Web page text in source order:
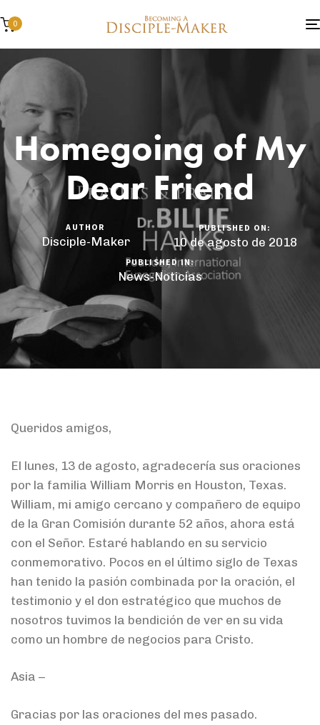
0
Homegoing of My
Dear Friend
AUTHOR
Disciple-Maker
PUBLISHED ON:
10 de agosto de 2018
PUBLISHED IN:
News-Noticias
Queridos amigos,
El lunes, 13 de agosto, agradecería sus oraciones
por la familia William Morris en Houston, Texas.
William, mi amigo cercano y compañero de equipo
de la Gran Comisión durante 52 años, ahora está
con el Señor. Estaré hablando en su servicio
conmemorativo. Pocos en el último siglo de Texas
han tenido la pasión combinada por la oración, el
testimonio y el don estratégico que muchos de
nosotros tuvimos la bendición de ver en su vida
como un hombre de negocios para Cristo.
Asia –
Gracias por las oraciones del mes pasado.